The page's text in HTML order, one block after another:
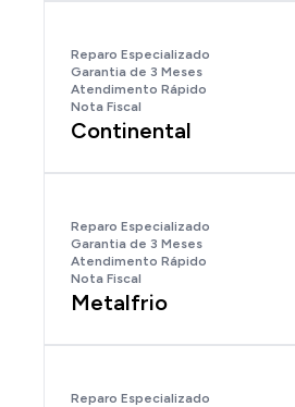
Reparo Especializado
Garantia de 3 Meses
Atendimento Rápido
Nota Fiscal
Continental
Reparo Especializado
Garantia de 3 Meses
Atendimento Rápido
Nota Fiscal
Metalfrio
Reparo Especializado